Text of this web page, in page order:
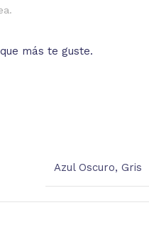
más te guste.
Azul Oscuro, Gris